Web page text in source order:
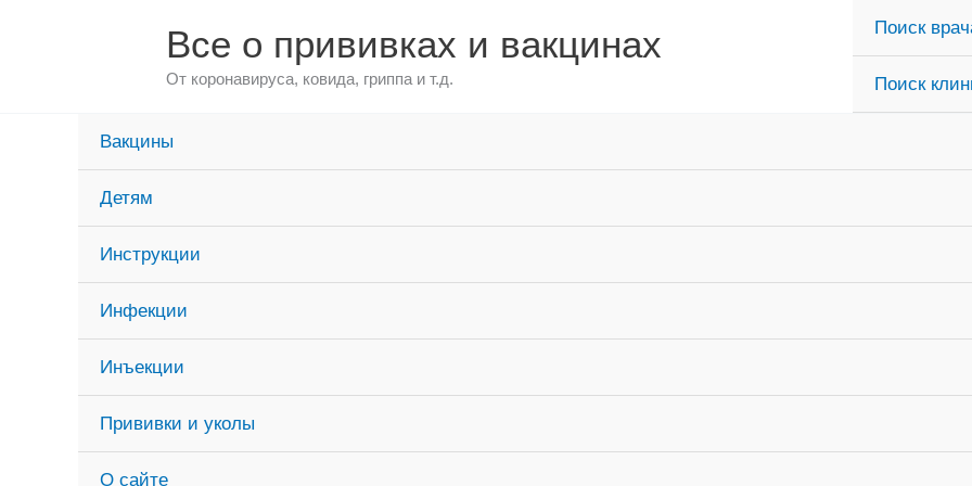
Все о прививках и вакцинах
От коронавируса, ковида, гриппа и т.д.
Поиск
Поиск
Вакцины
Детям
Инструкции
Инфекции
Инъекции
Прививки и уколы
О сайте